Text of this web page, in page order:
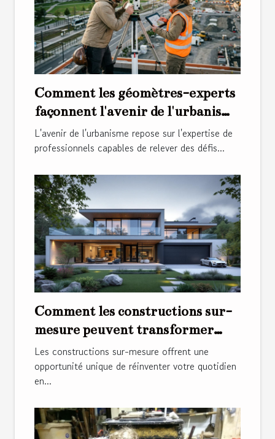
Comment les géomètres-experts
façonnent l'avenir de l'urbanisme
?
L'avenir de l'urbanisme repose sur l'expertise de
professionnels capables de relever des défis...
Comment les constructions sur-
mesure peuvent transformer
votre style de vie ?
Les constructions sur-mesure offrent une
opportunité unique de réinventer votre quotidien
en...